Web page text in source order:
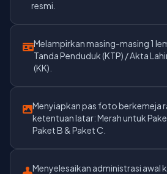
resmi.
Melampirkan masing-masing 1
Tanda Penduduk (KTP) / Akta
(KK).
Menyiapkan pas foto berkemeja
ketentuan latar: Merah untuk
Paket B & Paket C.
Menyelesaikan administrasi awal